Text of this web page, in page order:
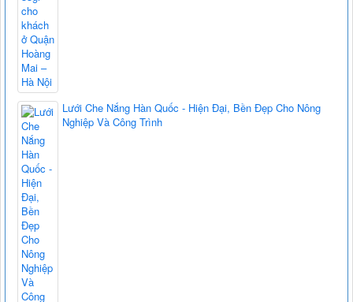
Lưới Che Nắng Hàn Quốc - Hiện Đại, Bền Đẹp Cho Nông
Nghiệp Và Công Trình